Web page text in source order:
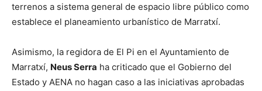
terrenos a sistema general de espacio libre público como
establece el planeamiento urbanístico de Marratxí.
Asimismo, la regidora de El Pi en el Ayuntamiento de
Marratxí, Neus Serra ha criticado que el Gobierno del
Estado y AENA no hagan caso a las iniciativas aprobadas